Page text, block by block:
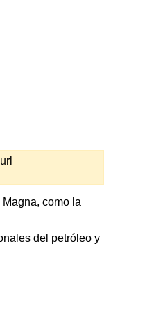
como la
del petróleo y